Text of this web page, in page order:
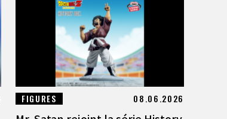
FIGURES 08.06.2026